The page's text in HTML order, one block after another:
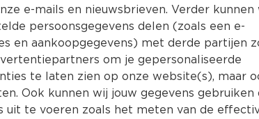
e-mails en nieuwsbrieven. Verder kunnen
persoonsgegevens delen (zoals een e-
en aankoopgegevens) met derde partijen
om je gepersonaliseerde
te laten zien op onze website(s), maar
Ook kunnen wij jouw gegevens gebruiken
uit te voeren zoals het meten van de